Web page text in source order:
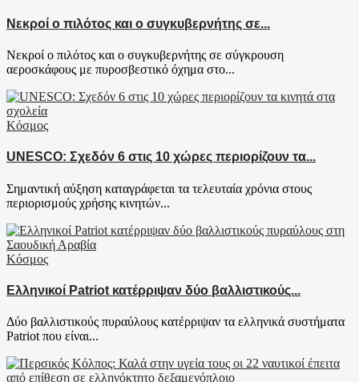
Νεκροί ο πιλότος και ο συγκυβερνήτης σε...
Νεκροί ο πιλότος και ο συγκυβερνήτης σε σύγκρουση
αεροσκάφους με πυροσβεστικό όχημα στο...
Κόσμος
UNESCO: Σχεδόν 6 στις 10 χώρες περιορίζουν τα...
Σημαντική αύξηση καταγράφεται τα τελευταία χρόνια στους
περιορισμούς χρήσης κινητών...
Κόσμος
Ελληνικοί Patriot κατέρριψαν δύο βαλλιστικούς...
Δύο βαλλιστικούς πυραύλους κατέρριψαν τα ελληνικά συστήματα
Patriot που είναι...